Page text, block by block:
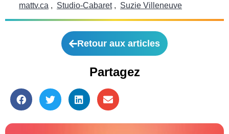
mattv.ca , Studio-Cabaret , Suzie Villeneuve
Retour aux articles
Partagez